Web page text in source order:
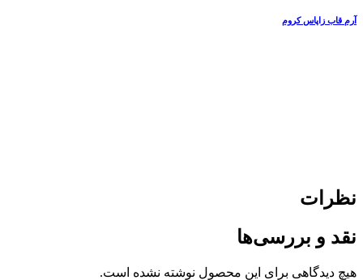
آرم قاب زاپاس کروم
نظرات
نقد و بررسی‌ها
هیچ دیدگاهی برای این محصول نوشته نشده است.